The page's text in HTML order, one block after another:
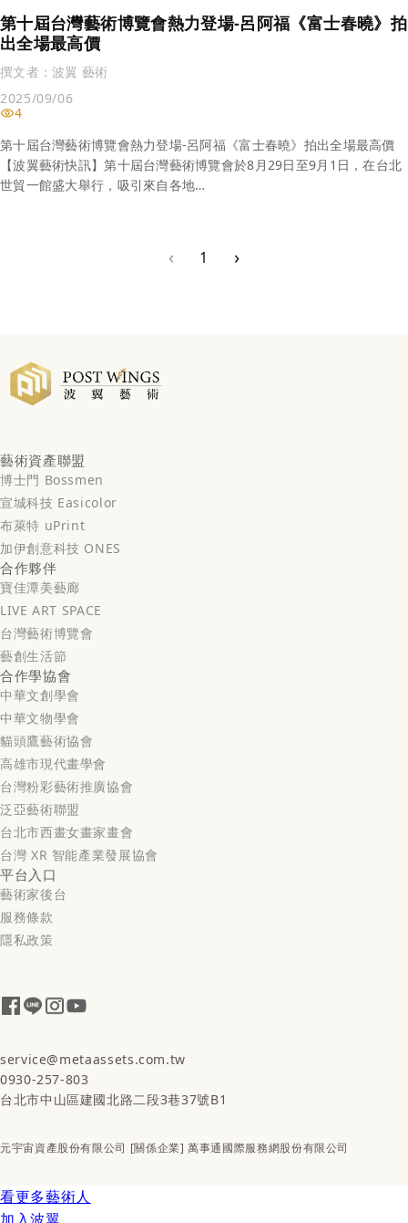
第十屆台灣藝術博覽會熱力登場-呂阿福《富士春曉》拍
出全場最高價
撰文者：波翼 藝術
2025/09/06
4
第十屆台灣藝術博覽會熱力登場-呂阿福《富士春曉》拍出全場最高價
【波翼藝術快訊】第十屆台灣藝術博覽會於8月29日至9月1日，在台北
世貿一館盛大舉行，吸引來自各地…
‹ 1 ›
service@metaassets.com.tw
0930-257-803
台北市中山區建國北路二段3巷37號B1
元宇宙資產股份有限公司 [關係企業] 萬事通國際服務網股份有限公司
藝術資產聯盟
博士門 Bossmen
宣城科技 Easicolor
布萊特 uPrint
加伊創意科技 ONES
合作夥伴
寶佳潭美藝廊
LIVE ART SPACE
台灣藝術博覽會
藝創生活節
合作學協會
中華文創學會
中華文物學會
貓頭鷹藝術協會
高雄市現代畫學會
台灣粉彩藝術推廣協會
泛亞藝術聯盟
台北市西畫女畫家畫會
台灣 XR 智能產業發展協會
平台入口
藝術家後台
服務條款
隱私政策
看更多藝術人